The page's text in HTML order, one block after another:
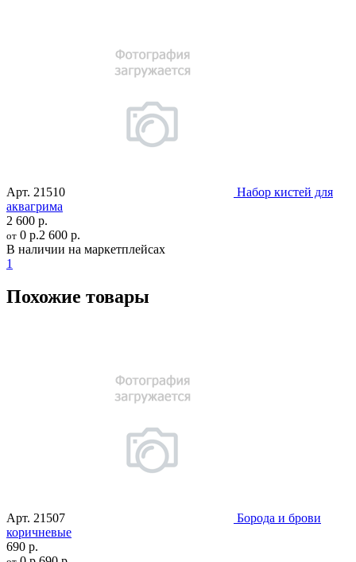
Арт. 21510
Набор кистей для
аквагрима
2 600 р.
от 0 р.2 600 р.
В наличии на маркетплейсах
1
Похожие товары
Арт. 21507
Борода и брови
коричневые
690 р.